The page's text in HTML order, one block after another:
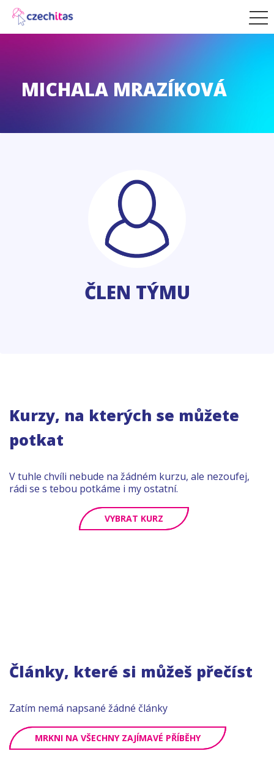
MICHALA MRAZÍKOVÁ
ČLEN TÝMU
Kurzy, na kterých se můžete
potkat
V tuhle chvíli nebude na žádném kurzu, ale nezoufej,
rádi se s tebou potkáme i my ostatní.
VYBRAT KURZ
Články, které si můžeš přečíst
Zatím nemá napsané žádné články
MRKNI NA VŠECHNY ZAJÍMAVÉ PŘÍBĚHY